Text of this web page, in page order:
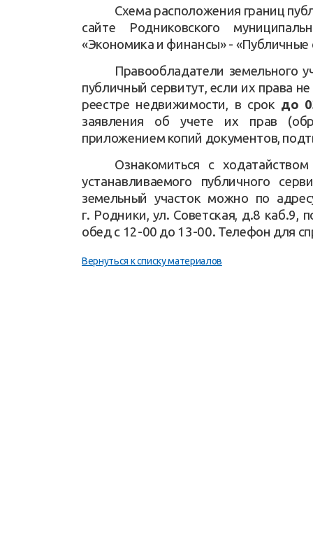
Схема расположения границ
сайте Родниковского
«Экономика и финансы» - «Публичные
Правообладатели земельного
публичный сервитут, если их права
реестре недвижимости, в срок до
заявления об учете их прав
приложением копий документов,
Ознакомиться с
устанавливаемого публичного
земельный участок можно по
г. Родники, ул. Советская, д.8
обед с 12-00 до 13-00. Телефон для
Вернуться к списку материалов